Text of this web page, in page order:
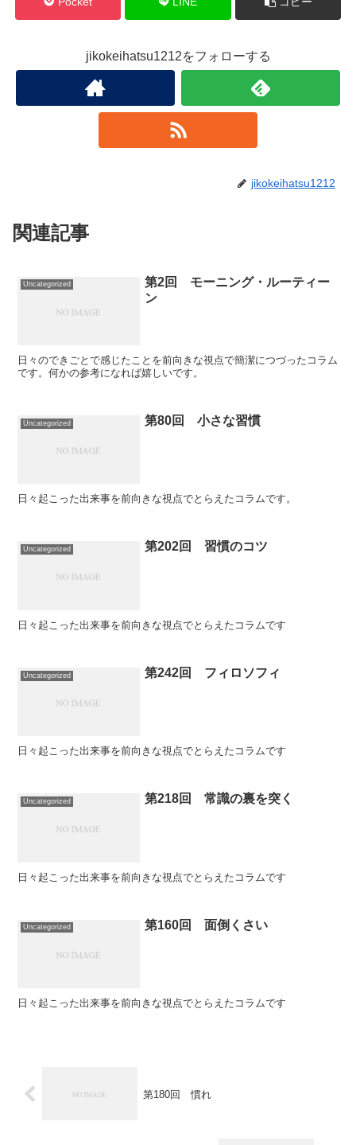
jikokeihatsu1212をフォローする
jikokeihatsu1212
関連記事
Uncategorized
第2回 モーニング・ルーティー
ン
日々のできごとで感じたことを前向きな視点で簡潔につづったコラム
です。何かの参考になれば嬉しいです。
Uncategorized 第80回 小さな習慣
日々起こった出来事を前向きな視点でとらえたコラムです。
Uncategorized 第202回 習慣のコツ
日々起こった出来事を前向きな視点でとらえたコラムです
Uncategorized 第242回 フィロソフィ
日々起こった出来事を前向きな視点でとらえたコラムです
Uncategorized 第218回 常識の裏を突く
日々起こった出来事を前向きな視点でとらえたコラムです
Uncategorized 第160回 面倒くさい
日々起こった出来事を前向きな視点でとらえたコラムです
第180回 慣れ